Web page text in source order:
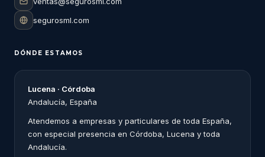
segurosml.com
DÓNDE ESTAMOS
Lucena · Córdoba
Andalucía, España
Atendemos a empresas y particulares de toda España,
con especial presencia en Córdoba, Lucena y toda
Andalucía.